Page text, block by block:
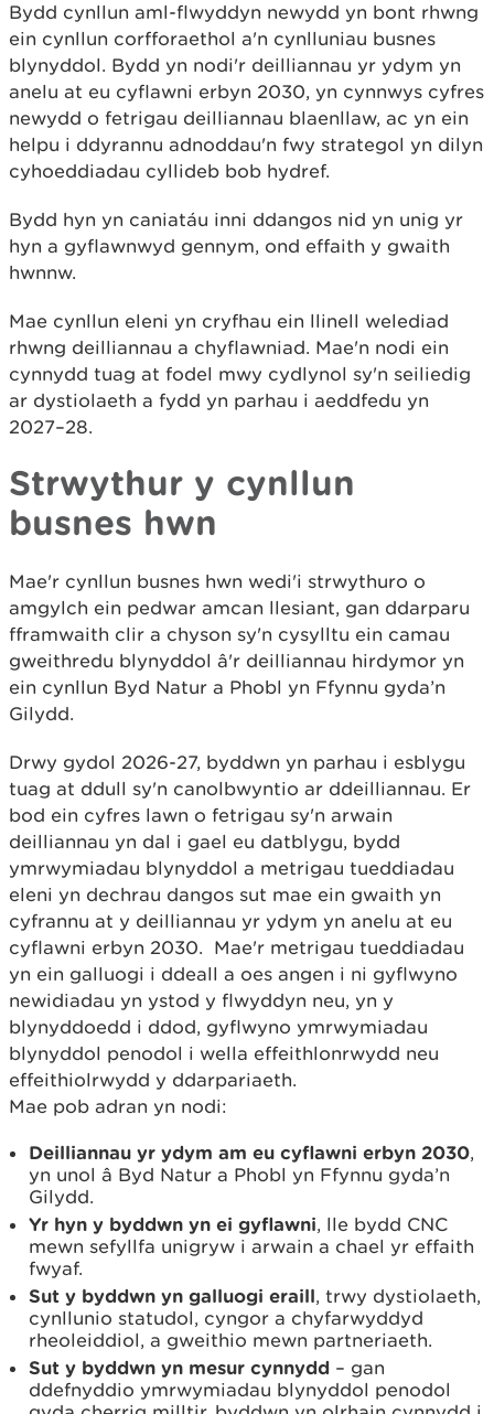
Bydd cynllun aml-flwyddyn newydd yn bont rhwng
ein cynllun corfforaethol a'n cynlluniau busnes
blynyddol. Bydd yn nodi'r deilliannau yr ydym yn
anelu at eu cyflawni erbyn 2030, yn cynnwys cyfres
newydd o fetrigau deilliannau blaenllaw, ac yn ein
helpu i ddyrannu adnoddau'n fwy strategol yn dilyn
cyhoeddiadau cyllideb bob hydref.
Bydd hyn yn caniatáu inni ddangos nid yn unig yr
hyn a gyflawnwyd gennym, ond effaith y gwaith
hwnnw.
Mae cynllun eleni yn cryfhau ein llinell welediad
rhwng deilliannau a chyflawniad. Mae'n nodi ein
cynnydd tuag at fodel mwy cydlynol sy'n seiliedig
ar dystiolaeth a fydd yn parhau i aeddfedu yn
2027–28.
Strwythur y cynllun
busnes hwn
Mae'r cynllun busnes hwn wedi'i strwythuro o
amgylch ein pedwar amcan llesiant, gan ddarparu
fframwaith clir a chyson sy'n cysylltu ein camau
gweithredu blynyddol â'r deilliannau hirdymor yn
ein cynllun Byd Natur a Phobl yn Ffynnu gyda’n
Gilydd.
Drwy gydol 2026-27, byddwn yn parhau i esblygu
tuag at ddull sy'n canolbwyntio ar ddeilliannau. Er
bod ein cyfres lawn o fetrigau sy'n arwain
deilliannau yn dal i gael eu datblygu, bydd
ymrwymiadau blynyddol a metrigau tueddiadau
eleni yn dechrau dangos sut mae ein gwaith yn
cyfrannu at y deilliannau yr ydym yn anelu at eu
cyflawni erbyn 2030. Mae'r metrigau tueddiadau
yn ein galluogi i ddeall a oes angen i ni gyflwyno
newidiadau yn ystod y flwyddyn neu, yn y
blynyddoedd i ddod, gyflwyno ymrwymiadau
blynyddol penodol i wella effeithlonrwydd neu
effeithiolrwydd y ddarpariaeth.
Mae pob adran yn nodi:
Deilliannau yr ydym am eu cyflawni erbyn 2030,
yn unol â Byd Natur a Phobl yn Ffynnu gyda’n
Gilydd.
Yr hyn y byddwn yn ei gyflawni, lle bydd CNC
mewn sefyllfa unigryw i arwain a chael yr effaith
fwyaf.
Sut y byddwn yn galluogi eraill, trwy dystiolaeth,
cynllunio statudol, cyngor a chyfarwyddyd
rheoleiddiol, a gweithio mewn partneriaeth.
Sut y byddwn yn mesur cynnydd – gan
ddefnyddio ymrwymiadau blynyddol penodol